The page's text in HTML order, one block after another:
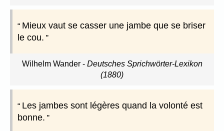
Mieux vaut se casser une jambe que se briser
le cou.
Wilhelm Wander- Deutsches Sprichwörter-Lexikon
(1880)
Les jambes sont légères quand la volonté est
bonne.